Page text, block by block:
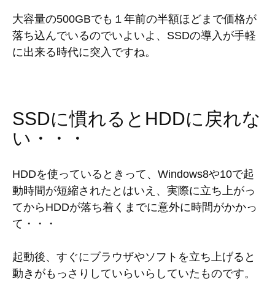
大容量の500GBでも１年前の半額ほどまで価格が
落ち込んでいるのでいよいよ、SSDの導入が手軽
に出来る時代に突入ですね。
SSDに慣れるとHDDに戻れな
い・・・
HDDを使っているときって、Windows8や10で起
動時間が短縮されたとはいえ、実際に立ち上がっ
てからHDDが落ち着くまでに意外に時間がかかっ
て・・・
起動後、すぐにブラウザやソフトを立ち上げると
動きがもっさりしていらいらしていたものです。